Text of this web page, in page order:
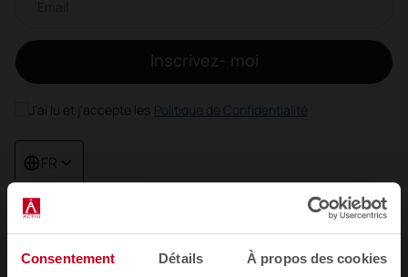
Consentement Détails À propos des cookies
Mobilier
Sièges
Inscrivez- moi
J'ai lu et j'accepte les Politique de Confidentialité
FR